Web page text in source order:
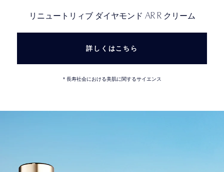
リニュートリィブ ダイヤモンド AR R クリーム
詳しくはこちら
* 長寿社会における美肌に関するサイエンス